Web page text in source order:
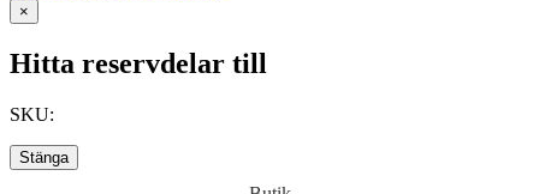
×
Hitta reservdelar till
SKU:
Stänga